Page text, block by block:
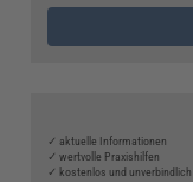
✓ aktuelle Informationen
✓ wertvolle Praxishilfen
✓ kostenlos und unverbindlich